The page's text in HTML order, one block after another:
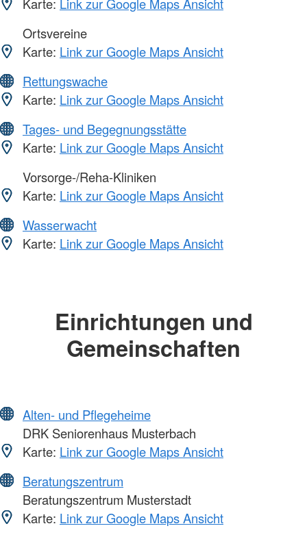
Karte: Link zur Google Maps Ansicht
Ortsvereine
Karte: Link zur Google Maps Ansicht
Rettungswache
Karte: Link zur Google Maps Ansicht
Tages- und Begegnungsstätte
Karte: Link zur Google Maps Ansicht
Vorsorge-/Reha-Kliniken
Karte: Link zur Google Maps Ansicht
Wasserwacht
Karte: Link zur Google Maps Ansicht
Einrichtungen und
Gemeinschaften
Alten- und Pflegeheime
DRK Seniorenhaus Musterbach
Karte: Link zur Google Maps Ansicht
Beratungszentrum
Beratungszentrum Musterstadt
Karte: Link zur Google Maps Ansicht